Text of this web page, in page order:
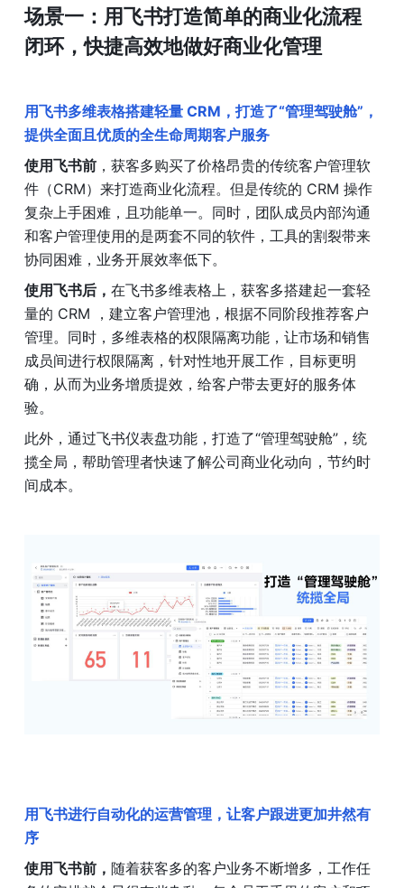
场景一：用飞书打造简单的商业化流程
闭环，快捷高效地做好商业化管理
用飞书多维表格搭建轻量 CRM，打造了“管理驾驶舱”，
提供全面且优质的全生命周期客户服务
使用飞书前 ，获客多购买了价格昂贵的传统客户管理软
件（CRM）来打造商业化流程。但是传统的 CRM 操作
复杂上手困难，且功能单一。同时，团队成员内部沟通
和客户管理使用的是两套不同的软件，工具的割裂带来
协同困难，业务开展效率低下。
使用飞书后， 在飞书多维表格上，获客多搭建起一套轻
量的 CRM ，建立客户管理池，根据不同阶段推荐客户
管理。同时，多维表格的权限隔离功能，让市场和销售
成员间进行权限隔离，针对性地开展工作，目标更明
确，从而为业务增质提效，给客户带去更好的服务体
验。
此外，通过飞书仪表盘功能，打造了“管理驾驶舱”，统
揽全局，帮助管理者快速了解公司商业化动向，节约时
间成本。
用飞书进行自动化的运营管理，让客户跟进更加井然有
序
使用飞书前， 随着获客多的客户业务不断增多，工作任